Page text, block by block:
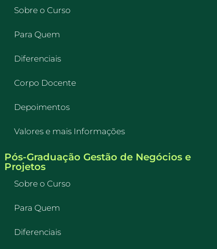
Sobre o Curso
Para Quem
Diferenciais
Corpo Docente
Depoimentos
Valores e mais Informações
Pós-Graduação Gestão de Negócios e
Projetos
Sobre o Curso
Para Quem
Diferenciais